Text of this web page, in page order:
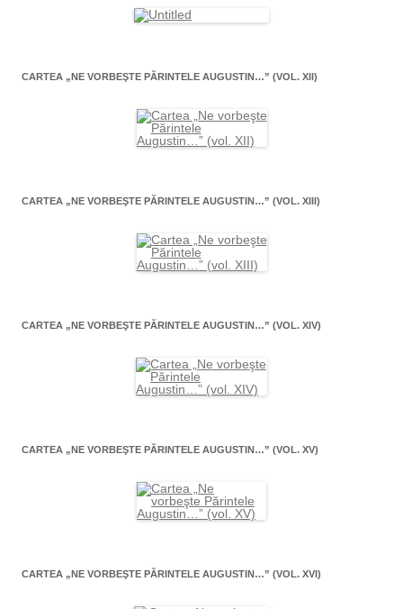
CARTEA „NE VORBEŞTE PĂRINTELE AUGUSTIN…” (VOL. XII)
CARTEA „NE VORBEŞTE PĂRINTELE AUGUSTIN…” (VOL. XIII)
CARTEA „NE VORBEŞTE PĂRINTELE AUGUSTIN…” (VOL. XIV)
CARTEA „NE VORBEŞTE PĂRINTELE AUGUSTIN…” (VOL. XV)
CARTEA „NE VORBEŞTE PĂRINTELE AUGUSTIN…” (VOL. XVI)